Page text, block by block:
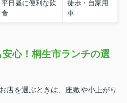
平日昼に便利な飲
食
徒歩・自家用
車
心！桐生市ランチの選
店を選ぶときは、座敷や小上がり